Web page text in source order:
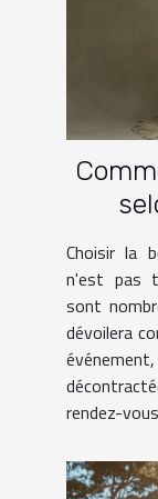
Choisir la
n'est pas
sont
dévoilera
rendez-